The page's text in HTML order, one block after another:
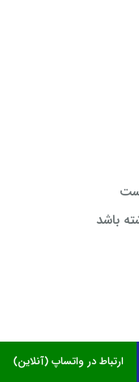
باشد
باشید
ارتباط در واتساپ (آنلاین)